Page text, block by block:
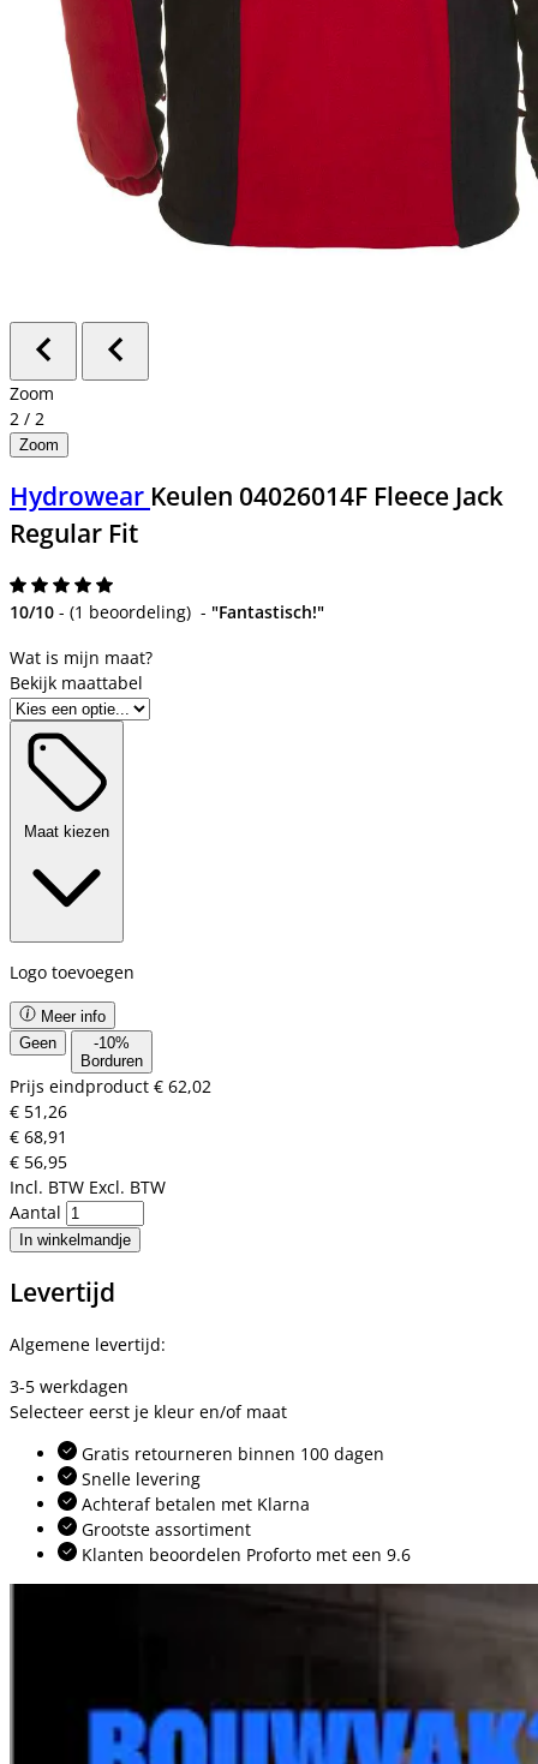
Zoom
2 / 2
Zoom
Hydrowear Keulen 04026014F Fleece Jack
Regular Fit
10/10 - (1 beoordeling) - "Fantastisch!"
Bekijk maattabel
Maat kiezen
Logo toevoegen
Meer info
Geen
-10%
Borduren
Prijs eindproduct € 62,02
€ 51,26
€ 68,91
€ 56,95
Incl. BTW Excl. BTW
Aantal
In winkelmandje
Levertijd
Algemene levertijd:
3-5 werkdagen
Selecteer eerst je kleur en/of maat
Gratis retourneren binnen 100 dagen
Snelle levering
Achteraf betalen met Klarna
Grootste assortiment
Klanten beoordelen Proforto met een 9.6